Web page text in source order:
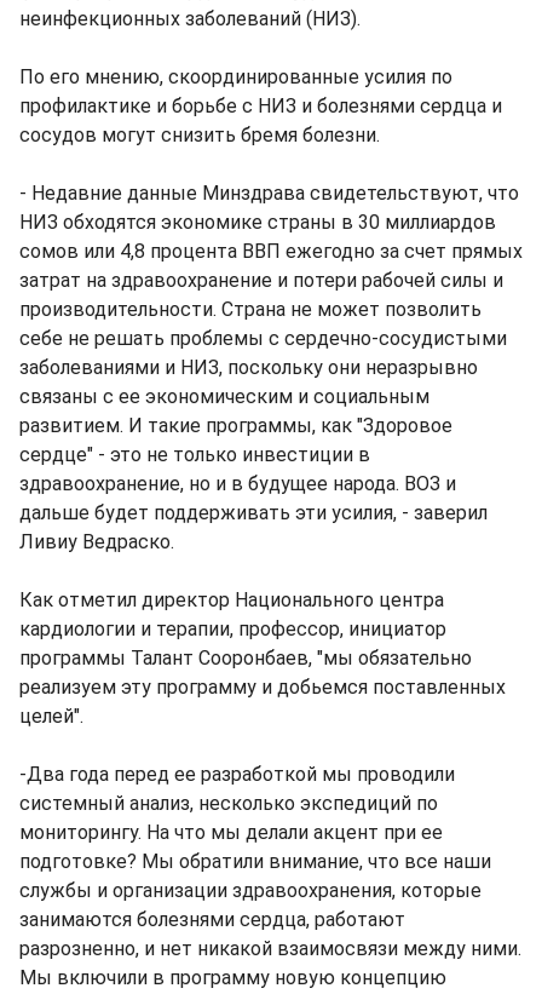
неинфекционных заболеваний (НИЗ).
По его мнению, скоординированные усилия по
профилактике и борьбе с НИЗ и болезнями сердца и
сосудов могут снизить бремя болезни.
- Недавние данные Минздрава свидетельствуют, что
НИЗ обходятся экономике страны в 30 миллиардов
сомов или 4,8 процента ВВП ежегодно за счет прямых
затрат на здравоохранение и потери рабочей силы и
производительности. Страна не может позволить
себе не решать проблемы с сердечно-сосудистыми
заболеваниями и НИЗ, поскольку они неразрывно
связаны с ее экономическим и социальным
развитием. И такие программы, как "Здоровое
сердце" - это не только инвестиции в
здравоохранение, но и в будущее народа. ВОЗ и
дальше будет поддерживать эти усилия, - заверил
Ливиу Ведраско.
Как отметил директор Национального центра
кардиологии и терапии, профессор, инициатор
программы Талант Сооронбаев, "мы обязательно
реализуем эту программу и добьемся поставленных
целей".
-Два года перед ее разработкой мы проводили
системный анализ, несколько экспедиций по
мониторингу. На что мы делали акцент при ее
подготовке? Мы обратили внимание, что все наши
службы и организации здравоохранения, которые
занимаются болезнями сердца, работают
разрозненно, и нет никакой взаимосвязи между ними.
Мы включили в программу новую концепцию